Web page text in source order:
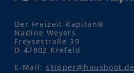
Der Freizeit-Kapitän®
Nadine Weyers
Freysestraße 39
D-47802 Krefeld
E-Mail: skipper@hausboot.de